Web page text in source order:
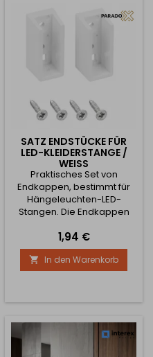
Aufhängen der Kleidung
SATZ ENDSTÜCKE FÜR
LED-KLEIDERSTANGE /
WEISS
Praktisches Set von
Endkappen, bestimmt für
Hängeleuchten-LED-
Stangen. Die Endkappen
ästhetischen Abschluss des
Profils, schützen den
Innenraum der Stange vor
Staub und verleihen der
sauberes und
Dank der präzisen
Ausführung lassen sie sich
einfach auf die Enden des
Preis
1,94 €
 In den Warenkorb